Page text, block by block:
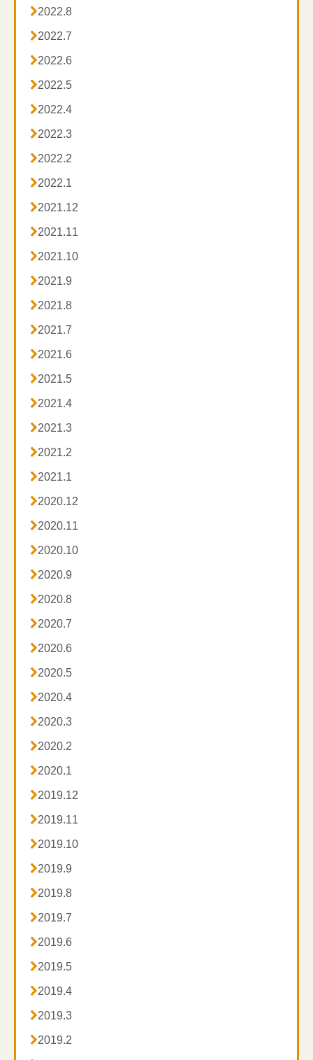
2022.8
2022.7
2022.6
2022.5
2022.4
2022.3
2022.2
2022.1
2021.12
2021.11
2021.10
2021.9
2021.8
2021.7
2021.6
2021.5
2021.4
2021.3
2021.2
2021.1
2020.12
2020.11
2020.10
2020.9
2020.8
2020.7
2020.6
2020.5
2020.4
2020.3
2020.2
2020.1
2019.12
2019.11
2019.10
2019.9
2019.8
2019.7
2019.6
2019.5
2019.4
2019.3
2019.2